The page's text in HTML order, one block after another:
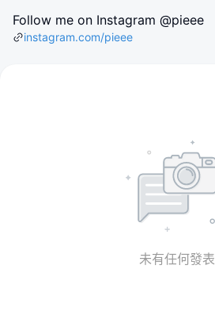
Follow me on Instagram @pieee
instagram.com/pieee
未有任何發表